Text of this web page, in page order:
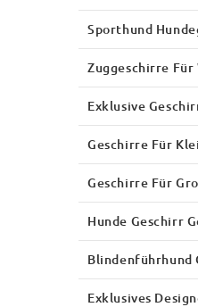
Sporthund
Zuggeschirre
Exklusive
Geschirre Für
Geschirre Für
Hunde Geschirr
Blindenführhund
Exklusives